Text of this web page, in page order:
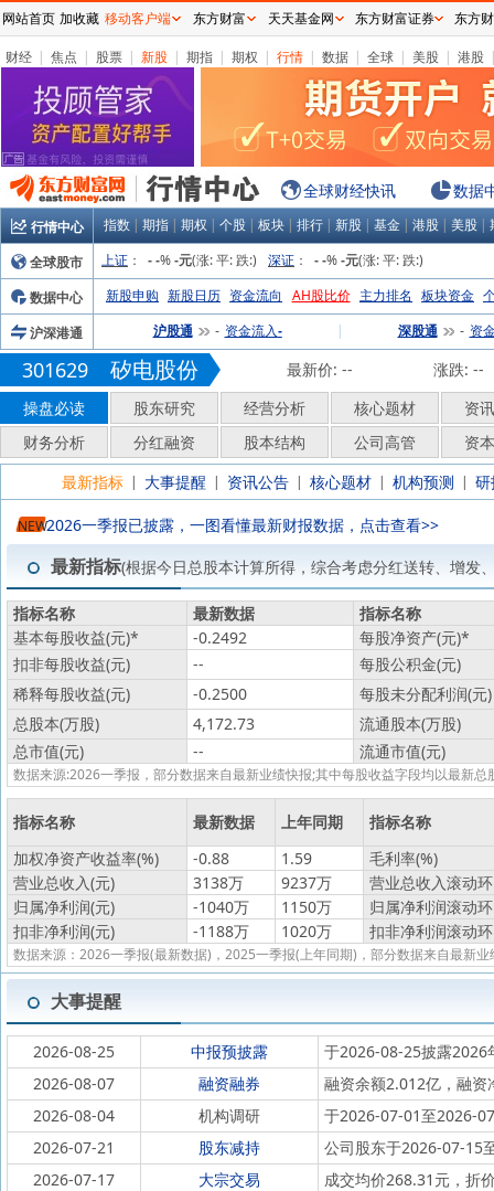
财经 | 焦点 | 股票 | 新股 | 期指 | 期权 | 行情 | 数据 | 全球 | 美股 | 港股
全球财经快讯 数据
行情中心 指数 | 期指 | 期权 | 个股 | 板块 | 排行 | 新股 | 基金 | 港股 | 美股 |
全球股市
上证 ： - -% -元(涨:平:跌:) 深证 ： - -% -元(涨:平:跌:)
数据中心
新股申购 新股日历 资金流向 AH股比价 主力排名 板块资金
沪深港通
沪股通 - 资金流入- | 深股通 - 资
301629 矽电股份 最新价: -- 涨跌: --
操盘必读
股东研究 经营分析 核心题材
资
财务分析
分红融资 股本结构 公司高管
资
最新指标 | 大事提醒 | 资讯公告 | 核心题材 | 机构预测 |
NEW2026一季报已披露，一图看懂最新财报数据，点击查看>>
最新指标(根据今日总股本计算所得，综合考虑分红送转、增发
指标名称 最新数据
指标名称
基本每股收益(元)* -0.2492 每股净资产(元)*
扣非每股收益(元)
--
每股公积金(元)
稀释每股收益(元)
-0.2500
每股未分配利润(元)
总股本(万股)
4,172.73
流通股本(万股)
总市值(元)
-- 流通市值(元)
数据来源:2026一季报，部分数据来自最新业绩快报;其中每股收益字段均以最新
指标名称 最新数据 上年同期
指标名称
加权净资产收益率(%)
-0.88 1.59
毛利率(%)
营业总收入(元)
3138万 9237万
营业总收入滚动
归属净利润(元)
-1040万 1150万
归属净利润滚动
扣非净利润(元)
-1188万 1020万 扣非净利润滚动
数据来源：2026一季报(最新数据)，2025一季报(上年同期)，部分数据来自最新业
大事提醒
2026-08-25 中报预披露
于2026-08-25披露2026
2026-08-07
融资融券
融资余额2.012亿，融资
2026-08-04
机构调研
于2026-07-01至2026-
2026-07-21
股东减持
公司股东于2026-07-15
2026-07-17
大宗交易 成交均价268.31元，折
网站首页 加收藏 移动客户端 东方财富 天天基金网 东方财富证券 东方